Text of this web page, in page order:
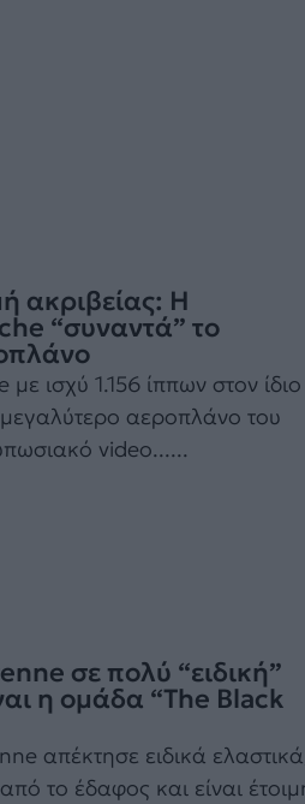
ακριβείας: Η
“συναντά” το
ισχύ 1.156 ίππων στον ίδιο
αεροπλάνο του
video......
σε πολύ “ειδική”
η ομάδα “The Black
απέκτησε ειδικά
το έδαφος και είναι